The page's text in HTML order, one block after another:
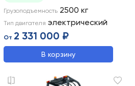
Грузоподъемность 2500 кг
Тип двигателя электрический
От 2 331 000 ₽
В корзину